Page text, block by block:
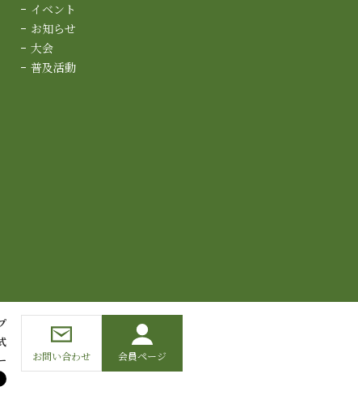
イベント
お知らせ
大会
普及活動
お問い合わせ 会員ページ